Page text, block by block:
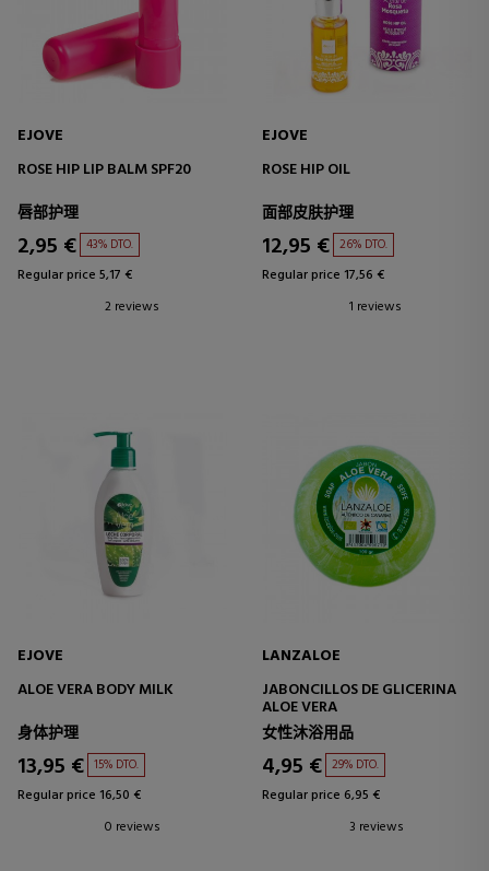
EJOVE
ROSE HIP LIP BALM SPF20
唇部护理
2,95 € 43% DTO.
Regular price 5,17 €
2 reviews
EJOVE
ROSE HIP OIL
面部皮肤护理
12,95 € 26% DTO.
Regular price 17,56 €
1 reviews
EJOVE
ALOE VERA BODY MILK
身体护理
13,95 € 15% DTO.
Regular price 16,50 €
0 reviews
LANZALOE
JABONCILLOS DE GLICERINA
ALOE VERA
女性沐浴用品
4,95 € 29% DTO.
Regular price 6,95 €
3 reviews